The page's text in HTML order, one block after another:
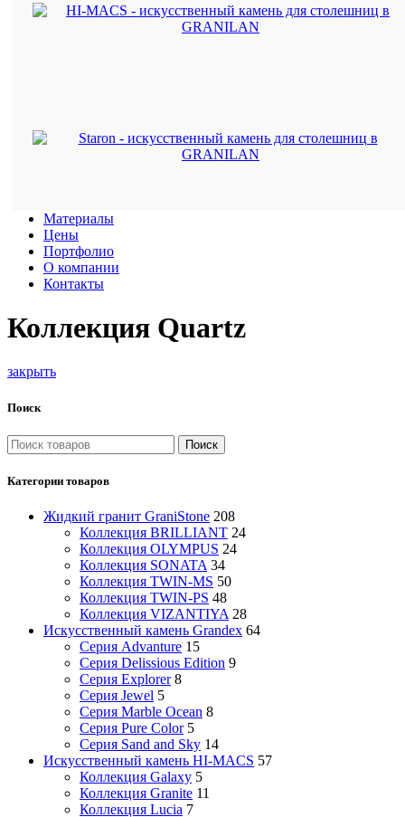
Материалы
Цены
Портфолио
О компании
Контакты
Коллекция Quartz
закрыть
Поиск
Поиск
Категории товаров
Жидкий гранит GraniStone 208
Коллекция BRILLIANT 24
Коллекция OLYMPUS 24
Коллекция SONATA 34
Коллекция TWIN-MS 50
Коллекция TWIN-PS 48
Коллекция VIZANTIYA 28
Искусственный камень Grandex 64
Серия Advanture 15
Серия Delissious Edition 9
Серия Explorer 8
Серия Jewel 5
Серия Marble Ocean 8
Серия Pure Color 5
Серия Sand and Sky 14
Искусственный камень HI-MACS 57
Коллекция Galaxy 5
Коллекция Granite 11
Коллекция Lucia 7